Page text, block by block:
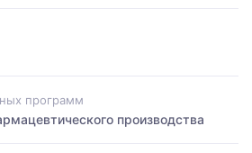
программ
производства